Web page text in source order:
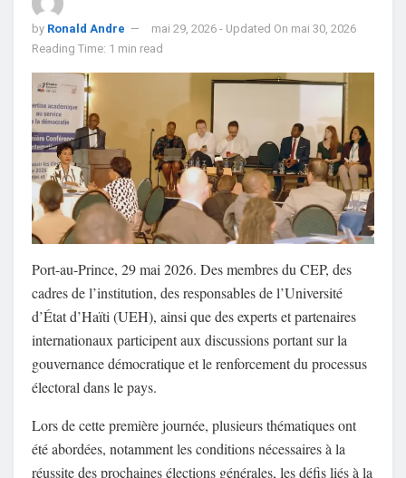
by Ronald Andre
mai 29, 2026 - Updated On mai 30, 2026
Reading Time: 1 min read
Port-au-Prince, 29 mai 2026. Des membres du CEP, des
cadres de l’institution, des responsables de l’Université
d’État d’Haïti (UEH), ainsi que des experts et partenaires
internationaux participent aux discussions portant sur la
gouvernance démocratique et le renforcement du processus
électoral dans le pays.
Lors de cette première journée, plusieurs thématiques ont
été abordées, notamment les conditions nécessaires à la
réussite des prochaines élections générales, les défis liés à la